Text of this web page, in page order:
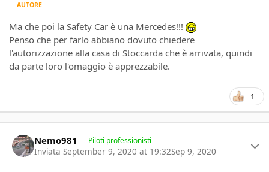
AUTORE
Ma che poi la Safety Car è una Mercedes!!!
Penso che per farlo abbiano dovuto chiedere
l'autorizzazione alla casa di Stoccarda che è arrivata, quindi
da parte loro l'omaggio è apprezzabile.
1
Nemo981 Piloti professionisti
Inviata September 9, 2020 at 19:32Sep 9, 2020